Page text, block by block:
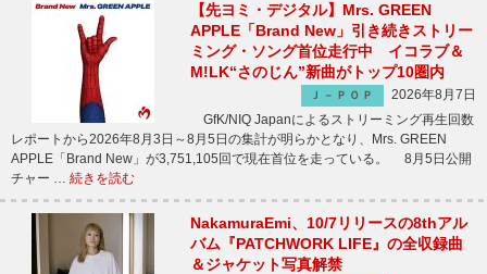
【先ヨミ・デジタル】Mrs. GREEN
APPLE「Brand New」引き続きストリー
ミング・ソング首位走行中 イコラブ＆
M!LK“さのじん”新曲がトップ10圏内
Ｊ－ＰＯＰ
2026年8月7日
GfK/NIQ Japanによるストリーミング再生回数
レポートから2026年8月3日～8月5日の集計が明らかとなり、Mrs. GREEN
APPLE「Brand New」が3,751,105回で現在首位を走っている。 8月5日公開
チャー … 続きを読む
NakamuraEmi、10/7リリースの8thアル
バム『PATCHWORK LIFE』の全収録曲
＆ジャケット写真解禁